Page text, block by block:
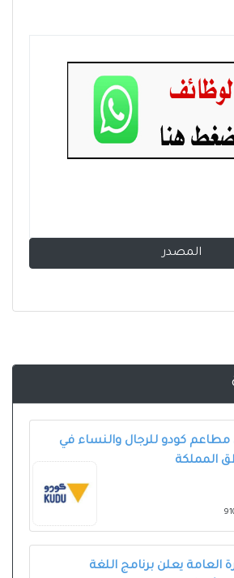
المصدر
كودو للرجال والنساء في
المملكة
العامة يعلن برنامج اللغة